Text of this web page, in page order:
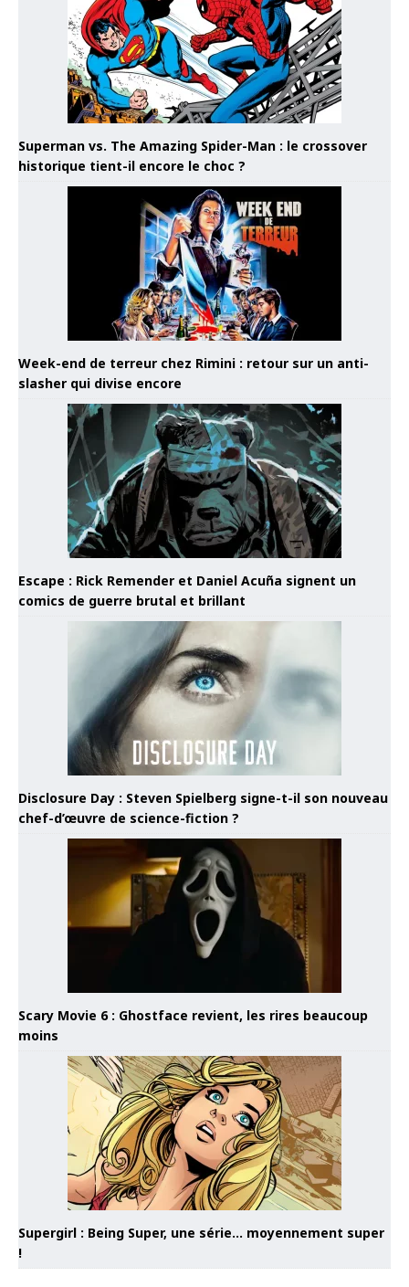
Superman vs. The Amazing Spider-Man : le crossover
historique tient-il encore le choc ?
Week-end de terreur chez Rimini : retour sur un anti-
slasher qui divise encore
Escape : Rick Remender et Daniel Acuña signent un
comics de guerre brutal et brillant
Disclosure Day : Steven Spielberg signe-t-il son nouveau
chef-d’œuvre de science-fiction ?
Scary Movie 6 : Ghostface revient, les rires beaucoup
moins
Supergirl : Being Super, une série… moyennement super
!